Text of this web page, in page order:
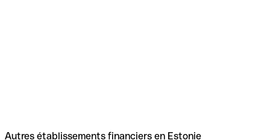
Autres établissements financiers en Estonie